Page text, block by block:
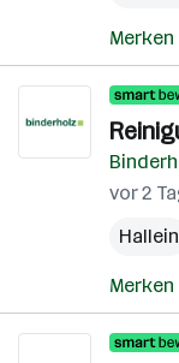
Merken
vor 2
Hallein
Merken